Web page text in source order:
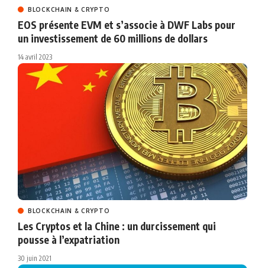
BLOCKCHAIN & CRYPTO
EOS présente EVM et s’associe à DWF Labs pour
un investissement de 60 millions de dollars
14 avril 2023
BLOCKCHAIN & CRYPTO
Les Cryptos et la Chine : un durcissement qui
pousse à l’expatriation
30 juin 2021